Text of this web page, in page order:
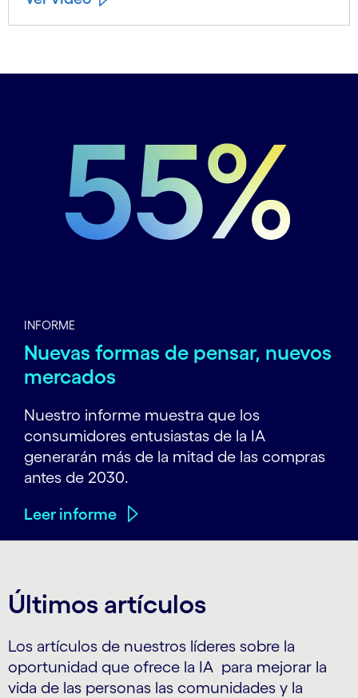
INFORME
Nuevas formas de pensar, nuevos
mercados
Nuestro informe muestra que los
consumidores entusiastas de la IA
generarán más de la mitad de las compras
antes de 2030.
Leer informe
Últimos artículos
Los artículos de nuestros líderes sobre la
oportunidad que ofrece la IA para mejorar la
vida de las personas las comunidades y la